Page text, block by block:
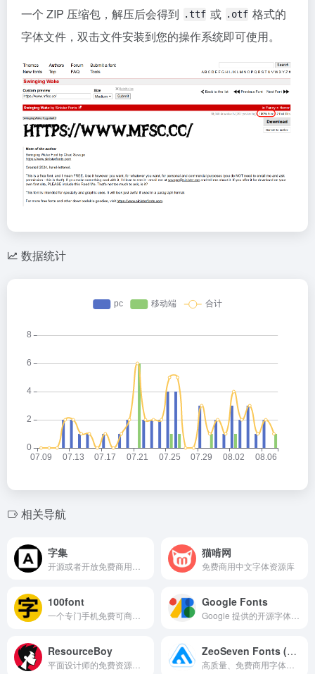
一个 ZIP 压缩包，解压后会得到 .ttf 或 .otf 格式的
字体文件，双击文件安装到您的操作系统即可使用。
数据统计
相关导航
字集 猫啃网
免费商用中文字体资源库
100font Google Fonts
ResourceBoy ZeoSeven Fonts (ZSFT)